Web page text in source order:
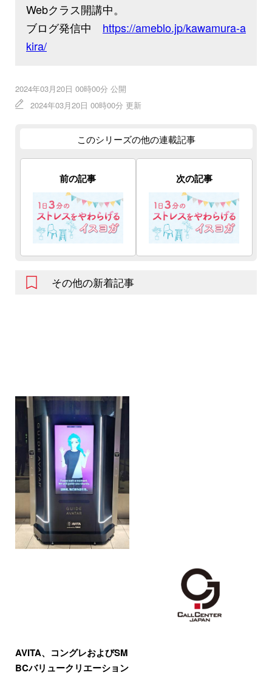
Webクラス開講中。
ブログ発信中 https://ameblo.jp/kawamura-a
kira/
2024年03月20日 00時00分 公開
2024年03月20日 00時00分 更新
このシリーズの他の連載記事
前の記事 次の記事
その他の新着記事
AVITA、コングレおよびSM
BCバリュークリエーション